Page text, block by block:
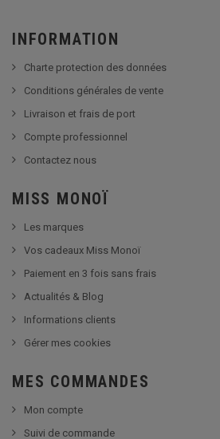
INFORMATION
Charte protection des données
Conditions générales de vente
Livraison et frais de port
Compte professionnel
Contactez nous
MISS MONOÏ
Les marques
Vos cadeaux Miss Monoï
Paiement en 3 fois sans frais
Actualités & Blog
Informations clients
Gérer mes cookies
MES COMMANDES
Mon compte
Suivi de commande